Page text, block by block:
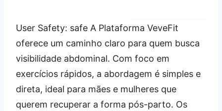
User Safety: safe A Plataforma VeveFit
oferece um caminho claro para quem busca
visibilidade abdominal. Com foco em
exercícios rápidos, a abordagem é simples e
direta, ideal para mães e mulheres que
querem recuperar a forma pós-parto. Os